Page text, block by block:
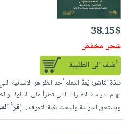
بالأسنان
الحمية
والتغذية
الخبز
أدوات
المائدة
الأوعية
والتخزين
أدوات
المطبخ
مبيعاً
العودة
للمدارس
اكسسوارات
كتب
اكسسوارات
منزلية
شحن
مجاني
بنود
مختارة
اشتراكات
كل
الاشتراكات
صندوق
بحث
متقدم
38.15$
شحن مخفض
أضف الى الطلبية
نبذة الناشر: يُعدُّ التعلم أحد الظواهر الإنسانية
يهتم بدراسة التغيرات التي تطرأ على السلوك
ويستحق الدراسة والبحث بغية التعرف... إقرأ